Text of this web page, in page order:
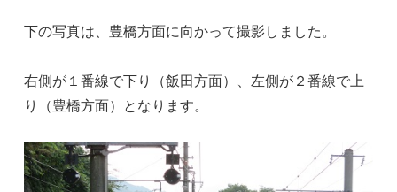
下の写真は、豊橋方面に向かって撮影しました。
右側が１番線で下り（飯田方面）、左側が２番線で上
り（豊橋方面）となります。